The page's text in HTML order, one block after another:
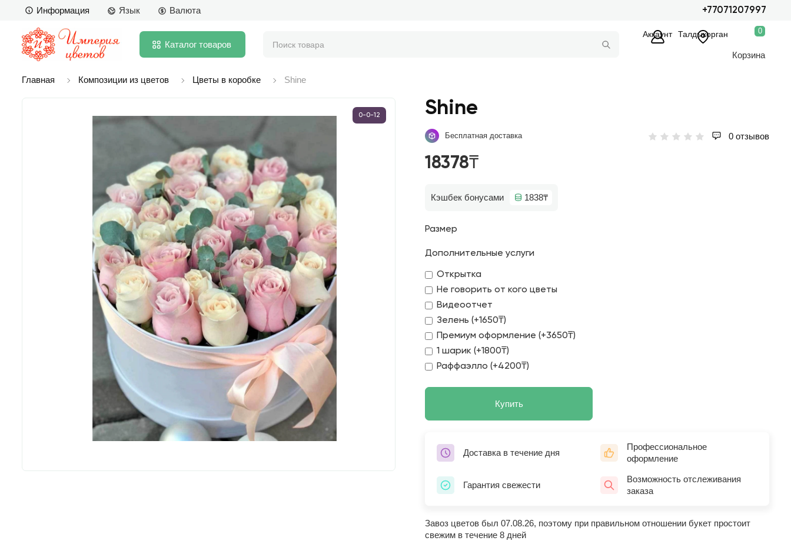
Информация Язык Валюта +77071207997
Каталог товаров
Аккаунт Талдыкорган 0
Корзина
Главная Композиции из цветов Цветы в коробке Shine
0-0-12 Shine
Бесплатная доставка 0 отзывов
18378₸
Кэшбек бонусами 1838₸
Размер
Дополнительные услуги
Открытка
Не говорить от кого цветы
Видеоотчет
Зелень (+1650₸)
Премиум оформление (+3650₸)
1 шарик (+1800₸)
Раффаэлло (+4200₸)
Купить
Доставка в течение дня
Профессиональное
оформление
Гарантия свежести
Возможность отслеживания
заказа
Завоз цветов был 07.08.26, поэтому при правильном отношении букет простоит
свежим в течение 8 дней